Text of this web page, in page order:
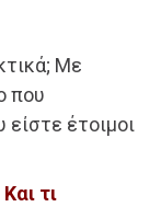
Με
που
έτοιμοι
τι